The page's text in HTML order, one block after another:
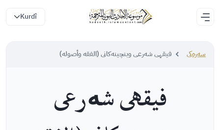
Kurdî
سه‌ره‌كی فیقهی شەرعی وبنچینەکانی (الفقه وأصوله)
فیقهی شەرعی